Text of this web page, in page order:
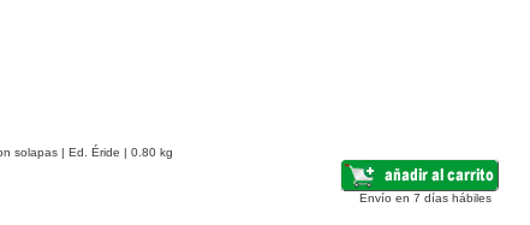
solapas | Ed. Éride | 0.80 kg
Envío en 7 días hábiles